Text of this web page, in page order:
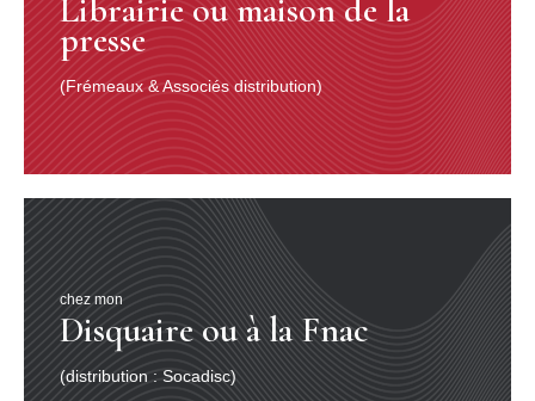
Librairie ou maison de la
presse
(Frémeaux & Associés distribution)
chez mon
Disquaire ou à la Fnac
(distribution : Socadisc)